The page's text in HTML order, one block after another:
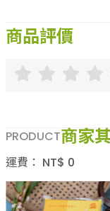
商品評價
PRODUCT商家
運費： NT$ 0